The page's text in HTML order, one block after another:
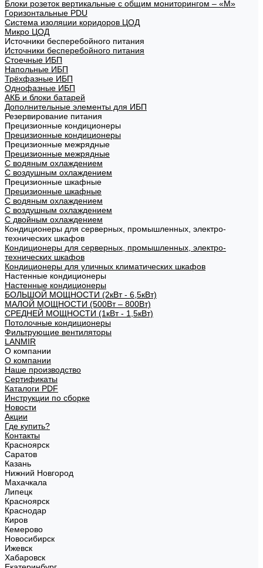
Блоки розеток вертикальные с общим мониторингом – «М»
Горизонтальные PDU
Система изоляции коридоров ЦОД
Микро ЦОД
Источники бесперебойного питания
Источники бесперебойного питания
Стоечные ИБП
Напольные ИБП
Трёхфазные ИБП
Однофазные ИБП
АКБ и блоки батарей
Дополнительные элементы для ИБП
Резервирование питания
Прецизионные кондиционеры
Прецизионные кондиционеры
Прецизионные межрядные
Прецизионные межрядные
С водяным охлаждением
С воздушным охлаждением
Прецизионные шкафные
Прецизионные шкафные
С водяным охлаждением
С воздушным охлаждением
С двойным охлаждением
Кондиционеры для серверных, промышленных, электро-
технических шкафов
Кондиционеры для серверных, промышленных, электро-
технических шкафов
Кондиционеры для уличных климатических шкафов
Настенные кондиционеры
Настенные кондиционеры
БОЛЬШОЙ МОЩНОСТИ (2кВт - 6,5кВт)
МАЛОЙ МОЩНОСТИ (500Вт – 800Вт)
СРЕДНЕЙ МОЩНОСТИ (1кВт - 1,5кВт)
Потолочные кондиционеры
Фильтрующие вентиляторы
LANMIR
О компании
О компании
Наше производство
Сертификаты
Каталоги PDF
Инструкции по сборке
Новости
Акции
Где купить?
Контакты
Красноярск
Саратов
Казань
Нижний Новгород
Махачкала
Липецк
Красноярск
Краснодар
Киров
Кемерово
Новосибирск
Ижевск
Хабаровск